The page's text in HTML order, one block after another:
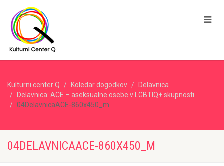
Kulturni center Q Koledar dogodkov
Delavnica
Delavnica: ACE – aseksualne osebe v LGBTIQ+ skupnosti
04DelavnicaACE-860x450_m
04DELAVNICAACE-860X450_M